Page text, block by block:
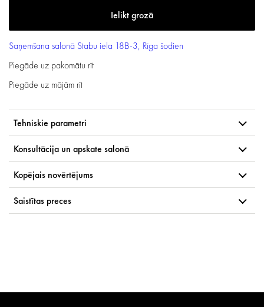
Saņemšana salonā Stabu iela 18B-3, Rīga šodien
Piegāde uz pakomātu rīt
Piegāde uz mājām rīt
Tehniskie parametri
Konsultācija un apskate salonā
Kopējais novērtējums
Saistītas preces